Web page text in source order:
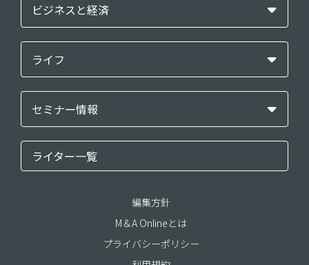
ビジネスと経済
ライフ
セミナー情報
ライター一覧
編集方針
M＆A Onlineとは
プライバシーポリシー